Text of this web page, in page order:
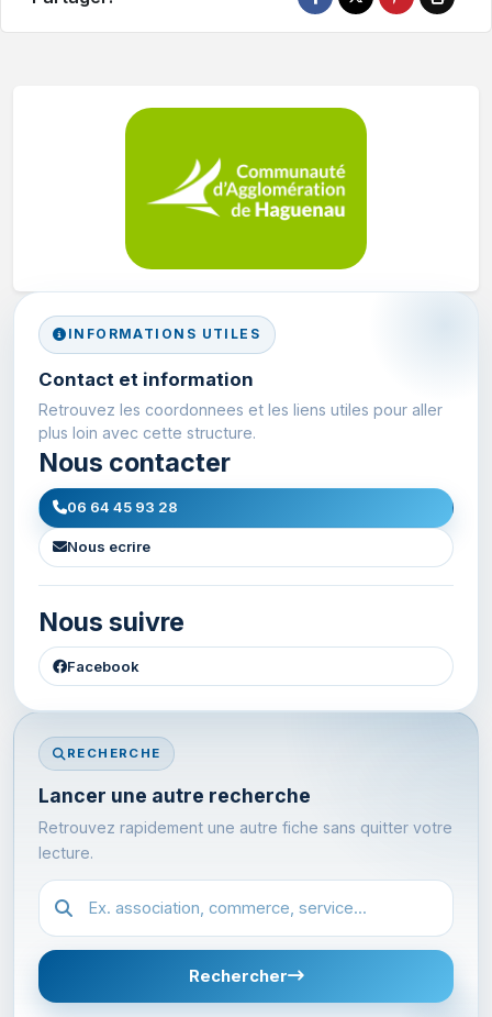
INFORMATIONS UTILES
Contact et information
Retrouvez les coordonnees et les liens utiles pour aller
plus loin avec cette structure.
Nous contacter
06 64 45 93 28
Nous ecrire
Nous suivre
Facebook
RECHERCHE
Lancer une autre recherche
Retrouvez rapidement une autre fiche sans quitter votre
lecture.
Recherche dans l'annuaire
Rechercher